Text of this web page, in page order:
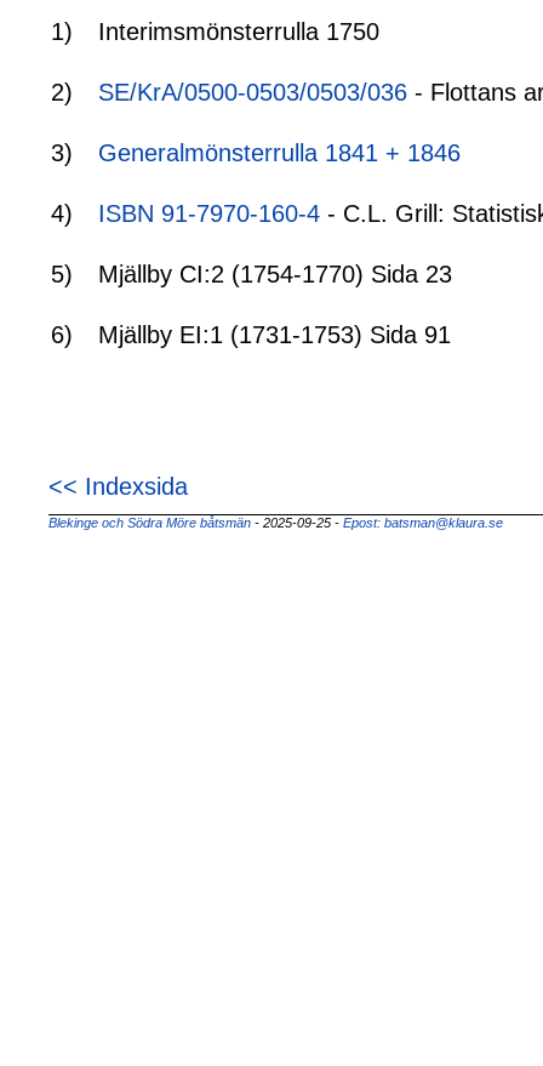
1) Interimsmönsterrulla 1750
2) SE/KrA/0500-0503/0503/036 - Flottans
3) Generalmönsterrulla 1841 + 1846
4) ISBN 91-7970-160-4 - C.L. Grill:
5) Mjällby CI:2 (1754-1770) Sida 23
6) Mjällby EI:1 (1731-1753) Sida 91
<< Indexsida
Blekinge och Södra Möre båtsmän - 2025-09-25 - Epost: batsman@klaura.se